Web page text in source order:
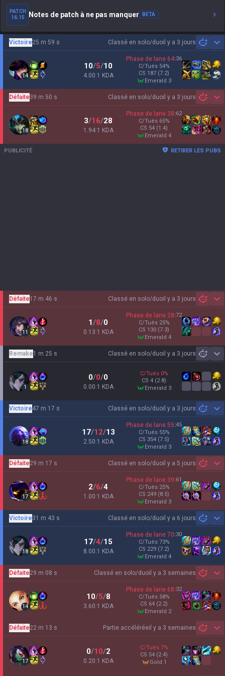
PATCH
16.15
Notes de patch à ne pas manquer BETA
Classé en solo/duoil y a 3 jours
Victoire25 m 59 s
14
10/5/10
4.00:1 KDA
Phase de lane 64:36
C/Tués 54%
CS 187 (7.2)
emerald 3
Classé en solo/duoil y a 3 jours
Défaite39 m 50 s
18
3/16/28
1.94:1 KDA
Phase de lane 38:62
C/Tués 65%
CS 54 (1.4)
emerald 4
PUBLICITÉ RETIRER LES PUBS
Classé en solo/duoil y a 3 jours
Défaite17 m 46 s
11
1/8/0
0.13:1 KDA
Phase de lane 28:72
C/Tués 25%
CS 130 (7.3)
emerald 4
Classé en solo/duoil y a 3 jours
Remake1 m 25 s
1
0/0/0
0.00:1 KDA
C/Tués 0%
CS 4 (2.8)
emerald 3
Classé en solo/duoil y a 3 jours
Victoire47 m 17 s
18
17/12/13
2.50:1 KDA
Phase de lane 55:45
C/Tués 55%
CS 354 (7.5)
emerald 3
Classé en solo/duoil y a 5 jours
Défaite29 m 17 s
17
2/6/4
1.00:1 KDA
Phase de lane 39:61
C/Tués 25%
CS 249 (8.5)
emerald 3
Classé en solo/duoil y a 6 jours
Victoire31 m 43 s
18
17/4/15
8.00:1 KDA
Phase de lane 70:30
C/Tués 73%
CS 229 (7.2)
emerald 4
Classé en solo/duoil y a 3 semaines
Défaite29 m 08 s
14
10/5/8
3.60:1 KDA
Phase de lane 68:32
C/Tués 58%
CS 64 (2.2)
emerald 2
Partie accéléréeil y a 3 semaines
Défaite22 m 13 s
17
0/10/2
0.20:1 KDA
C/Tués 7%
CS 54 (2.4)
gold 1